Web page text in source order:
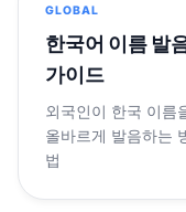
GLOBAL
한국어 이름 발
가이드
외국인이 한국 이름
올바르게 발음하는
법